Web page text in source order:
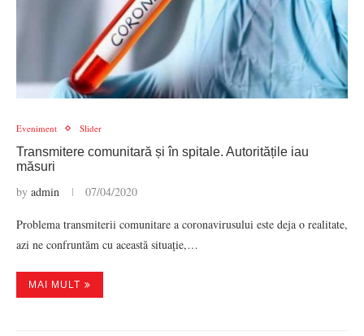
Eveniment Slider
Transmitere comunitară și în spitale. Autoritățile iau
măsuri
by admin 07/04/2020
Problema transmiterii comunitare a coronavirusului este deja o realitate,
azi ne confruntăm cu această situație,…
MAI MULT